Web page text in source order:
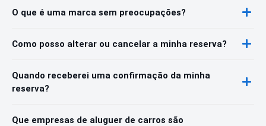
O que é uma marca sem preocupações?
Como posso alterar ou cancelar a minha reserva?
Quando receberei uma confirmação da minha
reserva?
Que empresas de aluguer de carros são